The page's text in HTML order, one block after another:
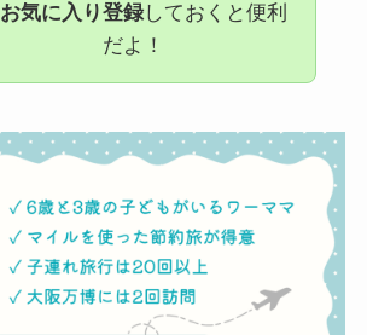
お気に入り登録しておくと便利
だよ！